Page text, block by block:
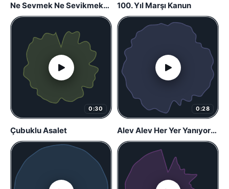
Ne Sevmek Ne Sevikmek-KFY 100. Yıl Marşı Kanun
0:30
Çubuklu Asalet
0:28
Alev Alev Her Yer Yanıyor-Athena